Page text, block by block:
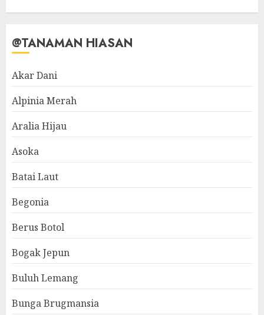
@TANAMAN HIASAN
Akar Dani
Alpinia Merah
Aralia Hijau
Asoka
Batai Laut
Begonia
Berus Botol
Bogak Jepun
Buluh Lemang
Bunga Brugmansia